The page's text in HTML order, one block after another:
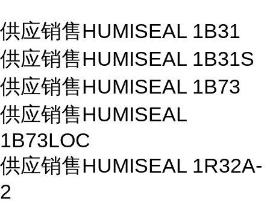
供应销售HUMISEAL 1B31
供应销售HUMISEAL 1B31S
供应销售HUMISEAL 1B73
供应销售HUMISEAL
1B73LOC
供应销售HUMISEAL 1R32A-
2